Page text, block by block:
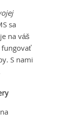
sa
na váš
fungovať
S nami